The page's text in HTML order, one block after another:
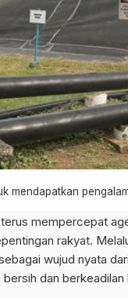
mendapatkan
mempercepat
rakyat.
wujud nyata
dan